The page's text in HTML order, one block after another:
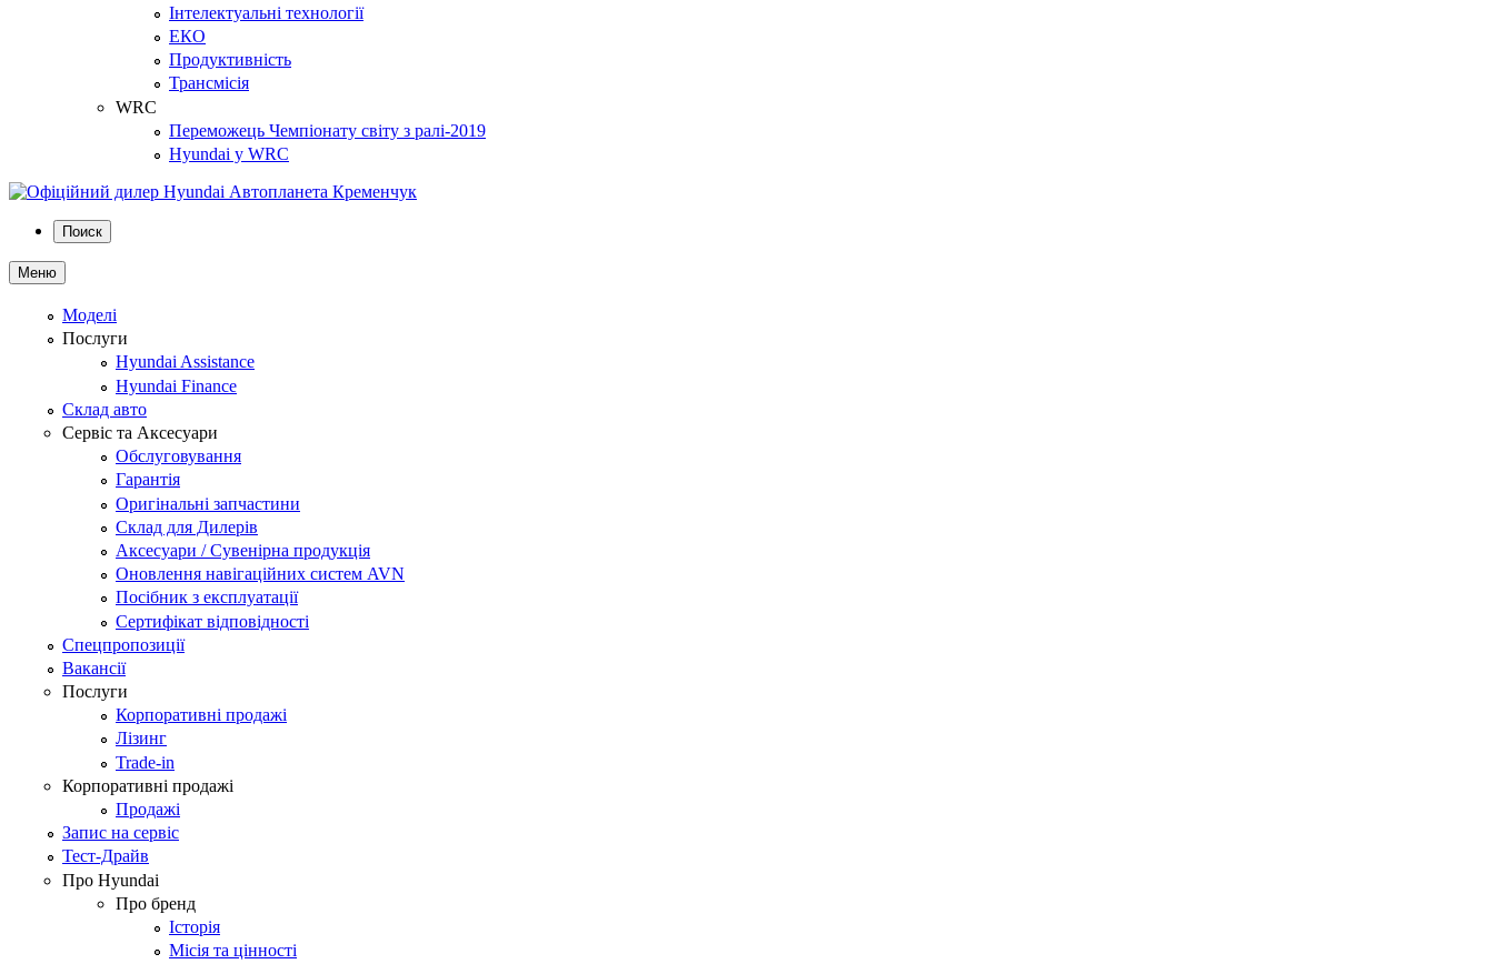
Інтелектуальні технології
ЕКО
Продуктивність
Трансмісія
WRC
Переможець Чемпіонату світу з ралі-2019
Hyundai у WRC
Поиск
Меню
Моделі
Послуги
Hyundai Assistance
Hyundai Finance
Склад авто
Сервіс та Аксесуари
Обслуговування
Гарантія
Оригінальні запчастини
Склад для Дилерів
Аксесуари / Сувенірна продукція
Оновлення навігаційних систем AVN
Посібник з експлуатації
Сертифікат відповідності
Спецпропозиції
Вакансії
Послуги
Корпоративні продажі
Лізинг
Trade-in
Корпоративні продажі
Продажі
Запис на сервіс
Тест-Драйв
Про Hyundai
Про бренд
Історія
Місія та цінності